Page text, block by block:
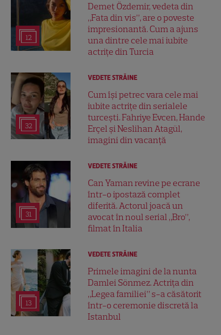
12
Demet Özdemir, vedeta din
„Fata din vis”, are o poveste
impresionantă. Cum a ajuns
una dintre cele mai iubite
actrițe din Turcia
32
VEDETE STRĂINE
Cum își petrec vara cele mai
iubite actrițe din serialele
turcești. Fahriye Evcen, Hande
Erçel și Neslihan Atagül,
imagini din vacanță
31
VEDETE STRĂINE
Can Yaman revine pe ecrane
într-o ipostază complet
diferită. Actorul joacă un
avocat în noul serial „Bro”,
filmat în Italia
13
VEDETE STRĂINE
Primele imagini de la nunta
Damlei Sönmez. Actrița din
„Legea familiei” s-a căsătorit
într-o ceremonie discretă la
Istanbul